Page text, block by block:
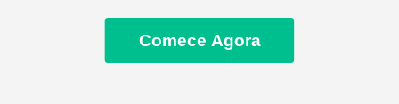
Comece Agora